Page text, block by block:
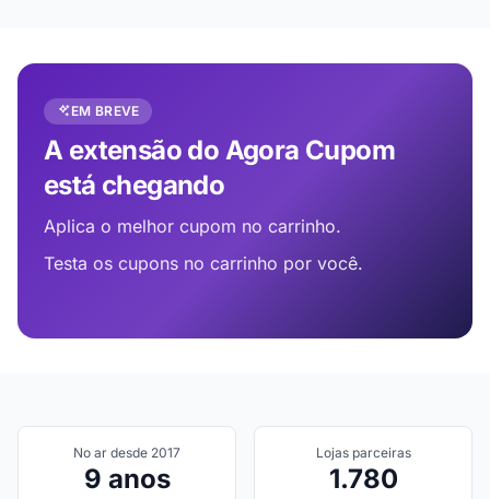
EM BREVE
A extensão do Agora Cupom
está chegando
Aplica o melhor cupom no carrinho.
Testa os cupons no carrinho por você.
No ar desde 2017
9 anos
Lojas parceiras
1.780